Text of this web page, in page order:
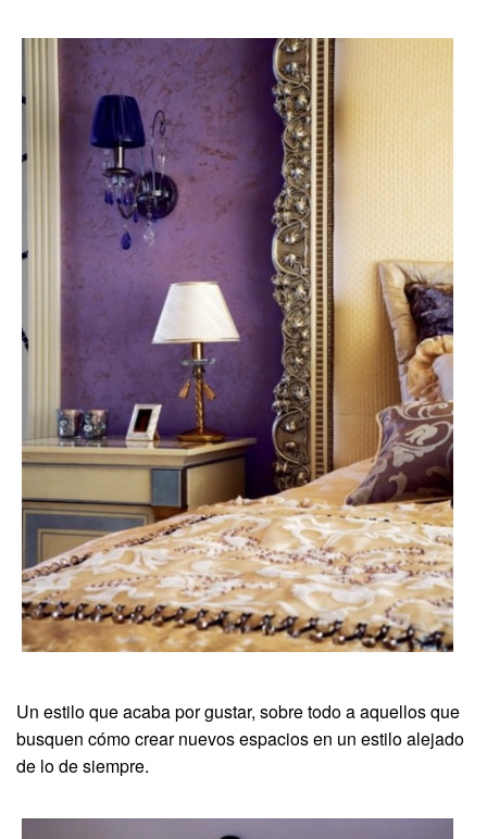
Un estilo que acaba por gustar, sobre todo a aquellos que
busquen cómo crear nuevos espacios en un estilo alejado
de lo de siempre.